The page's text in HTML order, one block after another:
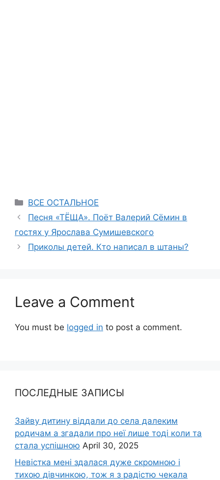
Categories
ВСЕ ОСТАЛЬНОЕ
Песня «ТЁЩА». Поёт Валерий Сёмин в
гостях у Ярослава Сумишевского
Приколы детей. Кто написал в штаны?
Leave a Comment
You must be logged in to post a comment.
ПОСЛЕДНЫЕ ЗАПИСЫ
Зайву дитину віддали до села далеким
родичам а згадали про неї лише тоді коли та
стала успішною April 30, 2025
Невістка мені здалася дуже скромною і
тихою дівчинкою, тож я з радістю чекала